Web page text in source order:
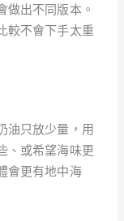
做出不同版本。
較不會下手太重
油只放少量，用
、或希望海味更
會更有地中海